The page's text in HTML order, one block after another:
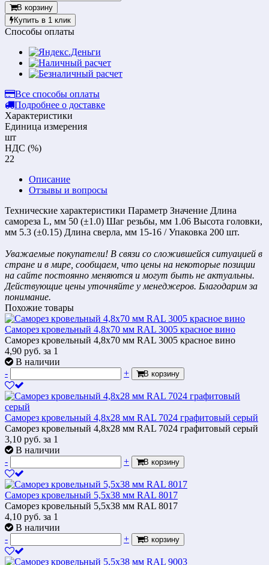
В корзину
Купить в 1 клик
Способы оплаты
Все способы оплаты
Подробнее о доставке
Характеристики
Единица измерения
шт
НДС (%)
22
Описание
Отзывы и вопросы
Технические характеристики Параметр Значение Длина
самореза L, мм 50 (±1.0) Шаг резьбы, мм 1.06 Высота головки,
мм 5.3 (±0.15) Длина сверла, мм 15-16 / Упаковка 200 шт.
Уважаемые покупатели! В связи со сложившейся ситуацией в
стране и в мире, сообщаем, что цены на некоторые позиции
на сайте постоянно меняются и могут быть не актуальны.
Действующие цены уточняйте у менеджеров. Благодарим за
понимание.
Похожие товары
Саморез кровельный 4,8x70 мм RAL 3005 красное вино
Саморез кровельный 4,8x70 мм RAL 3005 красное вино
4,90 руб. за 1
В наличии
-
+ В корзину
Саморез кровельный 4,8x28 мм RAL 7024 графитовый серый
Саморез кровельный 4,8x28 мм RAL 7024 графитовый серый
3,10 руб. за 1
В наличии
-
+ В корзину
Саморез кровельный 5,5х38 мм RAL 8017
Саморез кровельный 5,5х38 мм RAL 8017
4,10 руб. за 1
В наличии
-
+ В корзину